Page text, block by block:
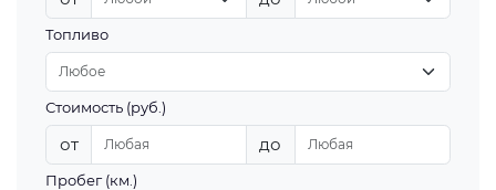
Топливо
Стоимость (руб.)
от до
Пробег (км.)